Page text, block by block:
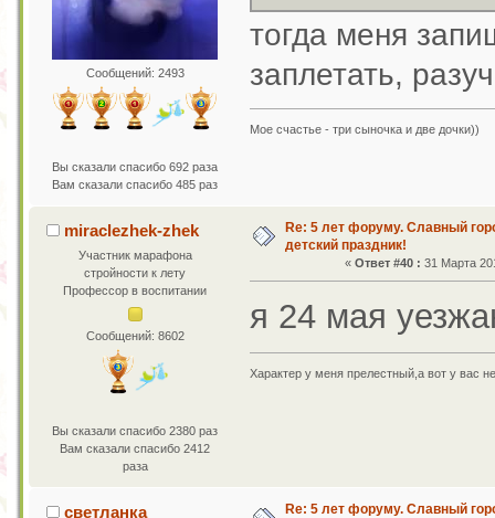
Сообщений: 2493
Вы сказали спасибо 692 раза
Вам сказали спасибо 485 раз
тогда меня
заплетать,
Мое счастье - три сыночка и две дочки))
miraclezhek-zhek
Участник марафона
стройности к лету
Профессор в воспитании
Сообщений: 8602
Вы сказали спасибо 2380 раз
Вам сказали спасибо 2412
раза
Re: 5 лет форуму. Славный
детский праздник!
« Ответ #40 : 31 Марта
я 24 мая
Характер у меня прелестный,а вот у вас
светланка
Re: 5 лет форуму. Славный